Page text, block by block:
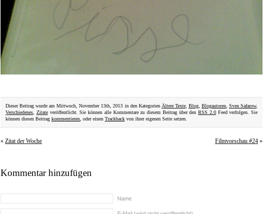
Dieser Beitrag wurde am Mittwoch, November 13th, 2013 in den Kategorien Ältere Texte, Blog, Blogautoren, Sven Safarow,
Verschiedenes
Zitateveröffentlicht. Sie können alle Kommentare zu diesem Beitrag über den RSS 2.0Feed verfolgen. Sie
können diesen Beitrag kommentieren , oder einen Trackback von ihrer eigenen Seite setzen.
« Zitat der Woche Filmvorschau #24 »
Kommentar hinzufügen
Name